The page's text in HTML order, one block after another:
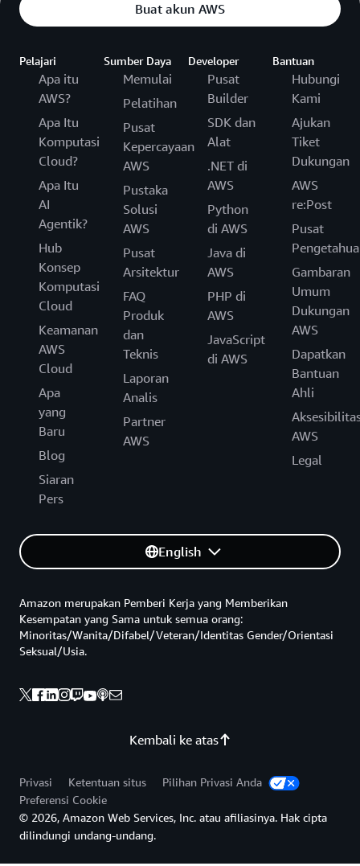
Buat akun AWS
Pelajari
Apa itu
AWS?
Apa Itu
Komputasi
Cloud?
Apa Itu
AI
Agentik?
Hub
Konsep
Komputasi
Cloud
Keamanan
AWS
Cloud
Apa
yang
Baru
Blog
Siaran
Pers
Sumber Daya
Memulai
Pelatihan
Pusat
Kepercayaan
AWS
Pustaka
Solusi
AWS
Pusat
Arsitektur
FAQ
Produk
dan
Teknis
Laporan
Analis
Partner
AWS
Developer
Pusat
Builder
SDK dan
Alat
.NET di
AWS
Python
di AWS
Java di
AWS
PHP di
AWS
JavaScript
di AWS
Bantuan
Hubungi
Kami
Ajukan
Tiket
Dukungan
AWS
re:Post
Pusat
Gambaran
Umum
Dukungan
AWS
Dapatkan
Bantuan
Ahli
AWS
Legal
English
Kembali ke atas
Amazon merupakan Pemberi Kerja yang Memberikan
Kesempatan yang Sama untuk semua orang:
Minoritas/Wanita/Difabel/Veteran/Identitas Gender/Orientasi
Seksual/Usia.
Privasi Ketentuan situs
Pilihan Privasi Anda
Preferensi Cookie
© 2026, Amazon Web Services, Inc. atau afiliasinya. Hak cipta
dilindungi undang-undang.